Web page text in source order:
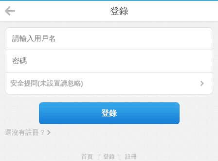
登錄
安全提問(未設置請忽略)
登錄
還沒有註冊？
首頁 登錄
註冊